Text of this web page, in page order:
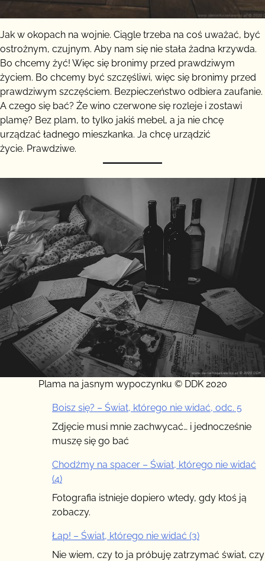
Jak w okopach na wojnie. Ciągle trzeba na coś uważać, być
ostrożnym, czujnym. Aby nam się nie stała żadna krzywda.
Bo chcemy żyć! Więc się bronimy przed prawdziwym
życiem. Bo chcemy być szczęśliwi, więc się bronimy przed
prawdziwym szczęściem. Bezpieczeństwo odbiera zaufanie.
A czego się bać? Że wino czerwone się rozleje i zostawi
plamę? Bez plam, to tylko jakiś mebel, a ja nie chcę
urządzać ładnego mieszkanka. Ja chcę urządzić
życie. Prawdziwe.
Plama na jasnym wypoczynku © DDK 2020
Boisz się? – Świat, którego nie widać, odc. 5
Zdjęcie musi mnie zachwycać… i jednocześnie
muszę się go bać
Chodźmy na spacer – Świat, którego nie widać
(4)
Fotografia istnieje dopiero wtedy, gdy ktoś ją
zobaczy.
Łap! – Świat, którego nie widać (3)
Nie wiem, czy to ja próbuję zatrzymać świat, czy